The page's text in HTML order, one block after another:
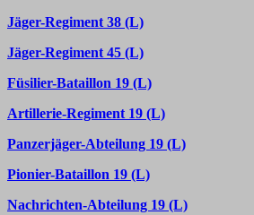
Jäger-Regiment 38 (L)
Jäger-Regiment 45 (L)
Füsilier-Bataillon 19 (L)
Artillerie-Regiment 19 (L)
Panzerjäger-Abteilung 19 (L)
Pionier-Bataillon 19 (L)
Nachrichten-Abteilung 19 (L)